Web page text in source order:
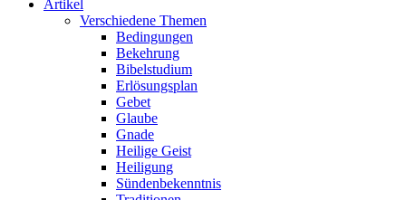
Artikel
Verschiedene Themen
Bedingungen
Bekehrung
Bibelstudium
Erlösungsplan
Gebet
Glaube
Gnade
Heilige Geist
Heiligung
Sündenbekenntnis